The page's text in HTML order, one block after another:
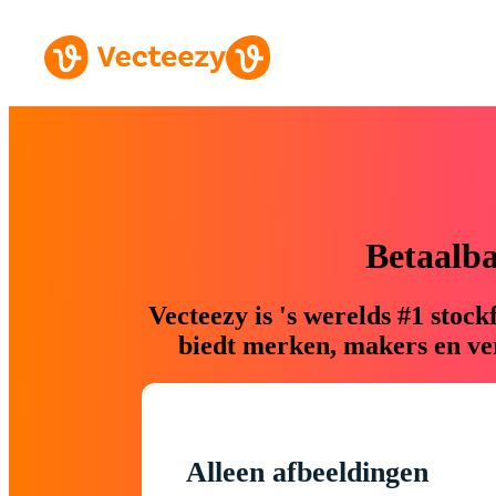
Vecteezy is 's werelds #1
biedt merken, makers en
Alleen afbeeldingen